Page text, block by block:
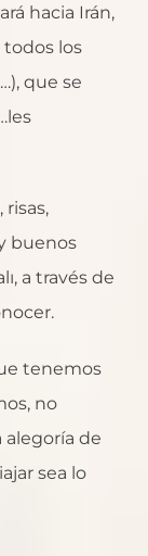
hacia Irán,
todos los
que se
buenos
a través de
tenemos
no
alegoría de
sea lo